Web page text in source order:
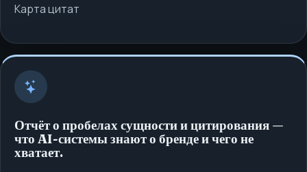
Карта цитат
Отчёт о пробелах сущности и цитирования —
что AI-системы знают о бренде и чего не
хватает.